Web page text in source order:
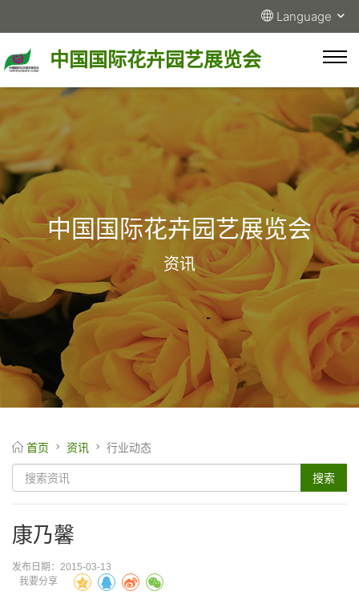
Language
中国国际花卉园艺展览会
中国国际花卉园艺展览会
资讯
首页 资讯 行业动态
康乃馨
发布日期：2015-03-13
我要分享